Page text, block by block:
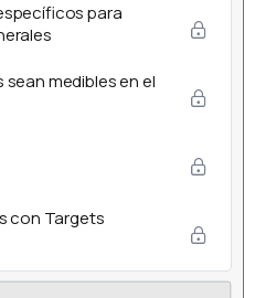
para
medibles en el
con Targets